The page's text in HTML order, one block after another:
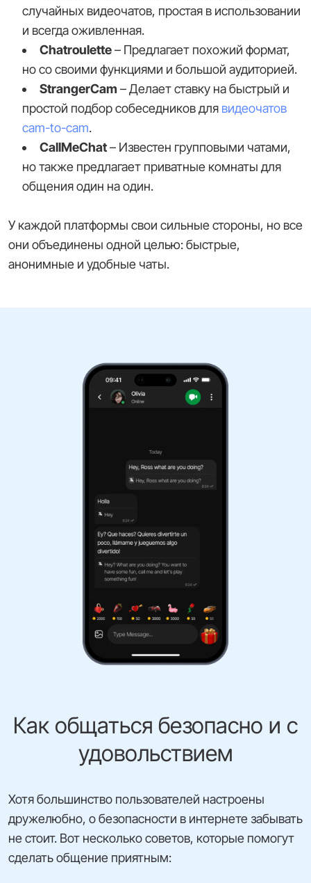
случайных видеочатов, простая в использовании
и всегда оживленная.
Chatroulette– Предлагает похожий формат,
но со своими функциями и большой аудиторией.
StrangerCam – Делает ставку на быстрый и
простой подбор собеседников для видеочатов
cam-to-cam.
CallMeChat– Известен групповыми чатами,
но также предлагает приватные комнаты для
общения один на один.
У каждой платформы свои сильные стороны, но все
они объединены одной целью: быстрые,
анонимные и удобные чаты.
Как общаться безопасно и с
удовольствием
Хотя большинство пользователей настроены
дружелюбно, о безопасности в интернете забывать
не стоит. Вот несколько советов, которые помогут
сделать общение приятным: